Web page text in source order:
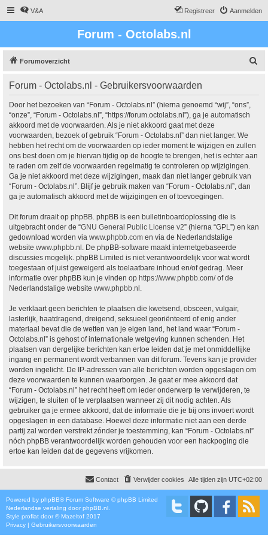
V&A Aanmelden
Registreer
Forum - Octolabs.nl
Forumoverzicht
Forum - Octolabs.nl - Gebruikersvoorwaarden
Door het bezoeken van “Forum - Octolabs.nl” (hierna genoemd “wij”, “ons”,
“onze”, “Forum - Octolabs.nl”, “https://forum.octolabs.nl”), ga je automatisch
akkoord met de voorwaarden. Als je niet akkoord gaat met deze
voorwaarden, bezoek of gebruik “Forum - Octolabs.nl” dan niet langer. We
hebben het recht om de voorwaarden op ieder moment te wijzigen en zullen
ons best doen om je hiervan tijdig op de hoogte te brengen, het is echter aan
te raden om zelf de voorwaarden regelmatig te controleren op wijzigingen.
Ga je niet akkoord met deze wijzigingen, maak dan niet langer gebruik van
“Forum - Octolabs.nl”. Blijf je gebruik maken van “Forum - Octolabs.nl”, dan
ga je automatisch akkoord met de wijzigingen en of toevoegingen.
Dit forum draait op phpBB. phpBB is een bulletinboardoplossing die is
uitgebracht onder de “GNU General Public License v2” (hierna “GPL”) en kan
gedownload worden via www.phpbb.com en via de Nederlandstalige
website www.phpbb.nl . De phpBB-software maakt internetgebaseerde
discussies mogelijk. phpBB Limited is niet verantwoordelijk voor wat wordt
toegestaan of juist geweigerd als toelaatbare inhoud en/of gedrag. Meer
informatie over phpBB kun je vinden op https://www.phpbb.com/of de
Nederlandstalige website www.phpbb.nl .
Je verklaart geen berichten te plaatsen die kwetsend, obsceen, vulgair,
lasterlijk, haatdragend, dreigend, seksueel georiënteerd of enig ander
materiaal bevat die de wetten van je eigen land, het land waar “Forum -
Octolabs.nl” is gehost of internationale wetgeving kunnen schenden. Het
plaatsen van dergelijke berichten kan ertoe leiden dat je met onmiddellijke
ingang en permanent wordt verbannen van dit forum. Tevens kan je provider
worden ingelicht. De IP-adressen van alle berichten worden opgeslagen om
deze voorwaarden te kunnen waarborgen. Je gaat er mee akkoord dat
“Forum - Octolabs.nl” het recht heeft om ieder onderwerp te verwijderen, te
wijzigen, te sluiten of te verplaatsen wanneer zij dit nodig achten. Als
gebruiker ga je ermee akkoord, dat de informatie die je bij ons invoert wordt
opgeslagen in een database. Hoewel deze informatie niet aan een derde
partij zal worden verstrekt zónder je toestemming, kan “Forum - Octolabs.nl”
nóch phpBB verantwoordelijk worden gehouden voor een hackpoging die
ertoe kan leiden dat de gegevens vrijkomen.
Alle tijden zijn UTC+02:00
Verwijder cookies
Contact
Powered by phpBB® Forum Software © phpBB Limited
Nederlandse vertaling door phpBB.nl
Style proflat door ©Mazeltof 2017
Privacy | Gebruikersvoorwaarden